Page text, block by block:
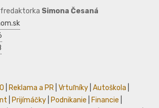
Simona Česaná
Reklama a PR Vrtuľníky Autoškola
Prijímáčky Podnikanie Financie